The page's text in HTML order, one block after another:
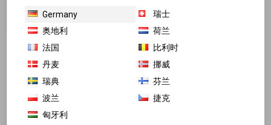
我的密码
密码:
确认密码:
Germany
瑞士
奥地利
荷兰
法国
比利时
丹麦
挪威
瑞典
芬兰
波兰
捷克
匈牙利